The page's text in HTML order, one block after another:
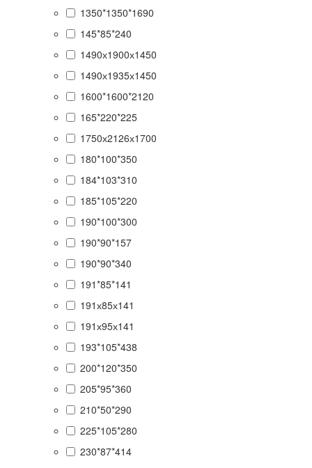
1350*1350*1690
145*85*240
1490х1900х1450
1490х1935х1450
1600*1600*2120
165*220*225
1750х2126х1700
180*100*350
184*103*310
185*105*220
190*100*300
190*90*157
190*90*340
191*85*141
191х85х141
191х95х141
193*105*438
200*120*350
205*95*360
210*50*290
225*105*280
230*87*414